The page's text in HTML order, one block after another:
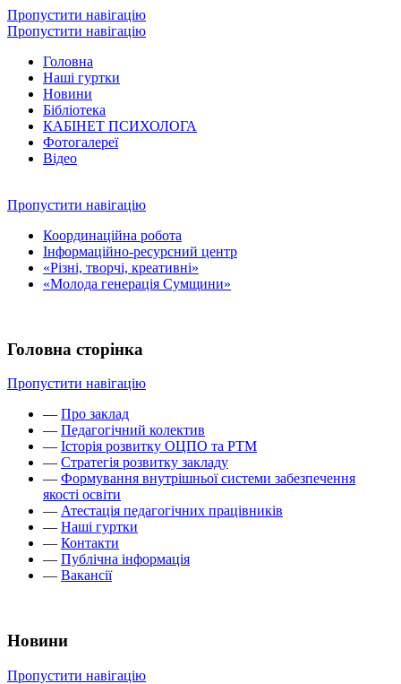
Пропустити навігацію
Пропустити навігацію
Головна
Наші гуртки
Новини
Бібліотека
КАБІНЕТ ПСИХОЛОГА
Фотогалереї
Відео
Пропустити навігацію
Координаційна робота
Інформаційно-ресурсний центр
«Різні, творчі, креативні»
«Молода генерація Сумщини»
Головна сторінка
Пропустити навігацію
— Про заклад
— Педагогічний колектив
— Історія розвитку ОЦПО та РТМ
— Стратегія розвитку закладу
— Формування внутрішньої системи забезпечення
якості освіти
— Атестація педагогічних працівників
— Наші гуртки
— Контакти
— Публічна інформація
— Вакансії
Новини
Пропустити навігацію